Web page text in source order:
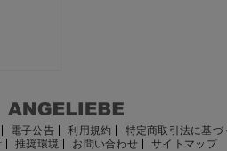
電子公告 利用規約
特定商取引法に基づ
推奨環境 お問い合わせ サイトマップ